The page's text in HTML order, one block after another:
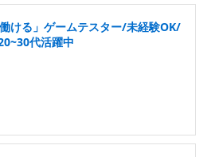
ける」ゲームテスター/未経験OK/
代活躍中